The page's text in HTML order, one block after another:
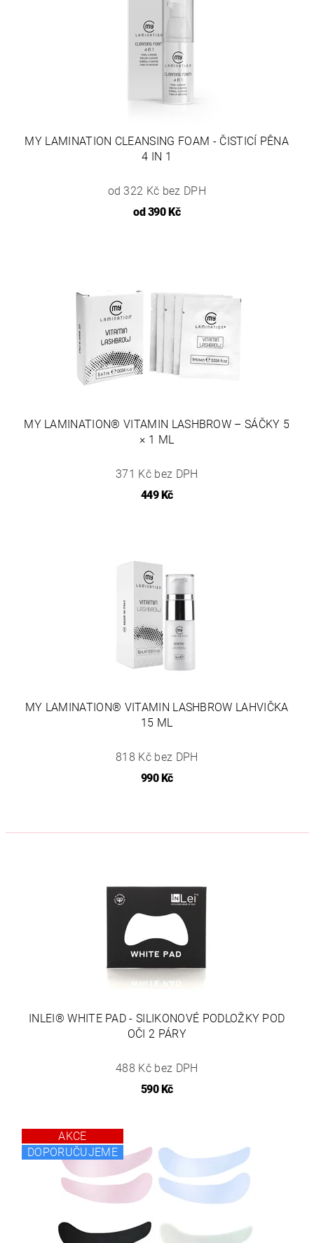
MY LAMINATION CLEANSING FOAM - ČISTICÍ PĚNA
4 IN 1
od 322 Kč bez DPH
od390 Kč
MY LAMINATION® VITAMIN LASHBROW – SÁČKY 5
× 1 ML
371 Kč bez DPH
449 Kč
MY LAMINATION® VITAMIN LASHBROW LAHVIČKA
15 ML
818 Kč bez DPH
990 Kč
INLEI® WHITE PAD - SILIKONOVÉ PODLOŽKY POD
OČI 2 PÁRY
488 Kč bez DPH
590 Kč
AKCE
DOPORUČUJEME